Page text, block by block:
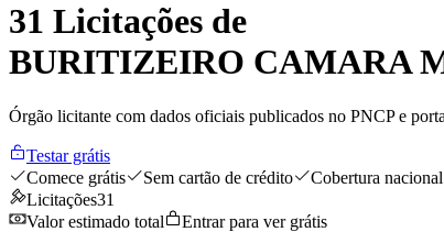
31 Licitações de
BURITIZEIRO CAMARA
Órgão licitante com dados oficiais publicados no PNCP e
Testar grátis
Comece grátis
Sem cartão de crédito
Cobertura nacional
Licitações31
Valor estimado total
Entrar para ver grátis